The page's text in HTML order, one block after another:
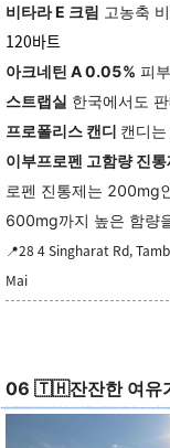
비타라 E 크림 고농축
120바트
아크네틴 A 0.05% 피
스트랩실 한국에서도
프로폴리스 캔디 캔디
이부프로펜 고함량 진통
로펜 진통제는 200mg
600mg까지 높은 함량
📍28 4 Singharat Rd,
Mai
06 🇹🇭잔잔한 여유